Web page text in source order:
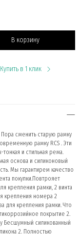
В корзину
Купить в 1 клик
сменить старую рамку
рамку RCS . Эти
и стильная рема.
основа и силиконовый
Мы гарантирем качество
покупки.Повтрояет
крепления рамки, 2 винта
крепления номера 2
для крепления рамки. Что
покрытие 2.
Бесшумный силикованный
2. Полностью